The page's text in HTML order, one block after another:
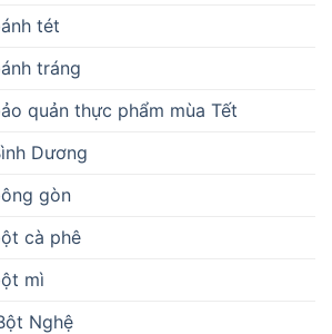
tét
tráng
quản thực phẩm mùa Tết
Dương
gòn
cà phê
mì
Nghệ